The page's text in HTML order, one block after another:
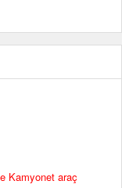
Kamyonet araç